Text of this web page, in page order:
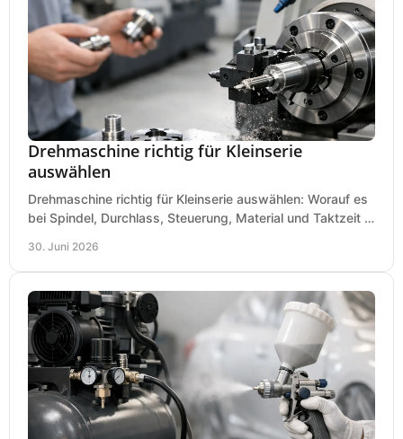
Drehmaschine richtig für Kleinserie
auswählen
Drehmaschine richtig für Kleinserie auswählen: Worauf es
bei Spindel, Durchlass, Steuerung, Material und Taktzeit in
30. Juni 2026